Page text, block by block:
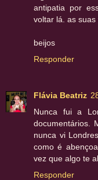
antipatia por
voltar lá. as
beijos
Responder
Flávia Beatriz
Nunca fui a
documentários.
nunca vi
como é
vez que algo te
Responder